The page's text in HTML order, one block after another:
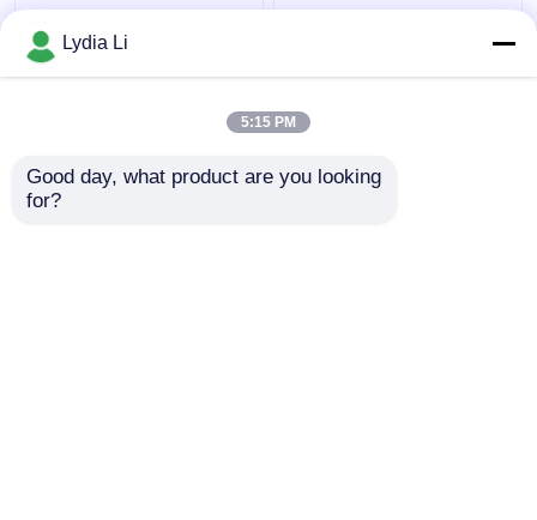
Máquina de embalagem
vertical de Ring Die
Pellet Machine With da
Granulador da máquina
da imprensa da pelota
madeira das pelotas
Lydia Li
5:15 PM
Good day, what product are you looking
for?